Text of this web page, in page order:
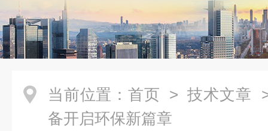
当前位置： 首页 > 技术文章
备开启环保新篇章